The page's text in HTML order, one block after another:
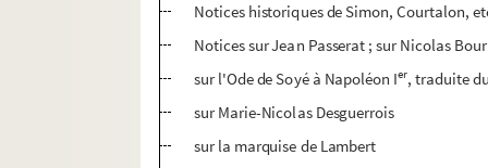
Notices historiques de Simon, Courtalon,
Notices sur Jean Passerat ; sur Nicolas
sur l'Ode de Soyé à Napoléon Ier, traduite
sur Marie-Nicolas Desguerrois
sur la marquise de Lambert